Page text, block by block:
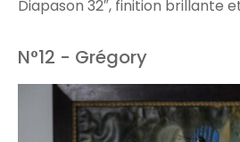
Diapason 32″, finition brillante
N°12 - Grégory